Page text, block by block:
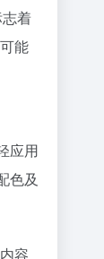
着
能
应用
色及
容